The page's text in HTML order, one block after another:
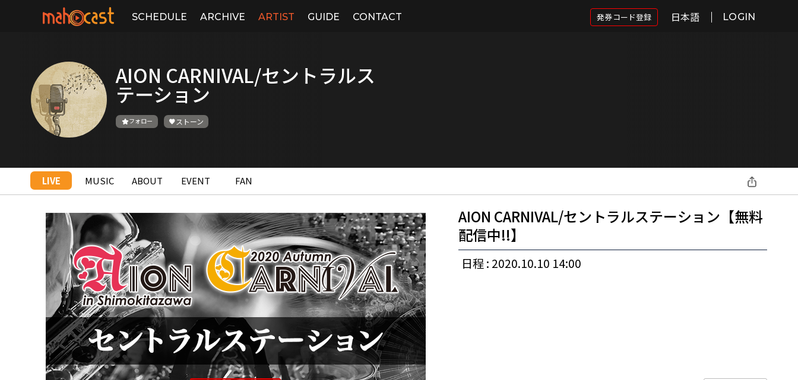
SCHEDULE ARCHIVE ARTIST GUIDE CONTACT 発券コード登録 日本語 LOGIN
AION CARNIVAL/セントラルス
テーション
フォロー ストーン
LIVE MUSIC ABOUT EVENT FAN
AION CARNIVAL/セントラルステーション【無料
配信中!!】
日程 : 2020.10.10 14:00